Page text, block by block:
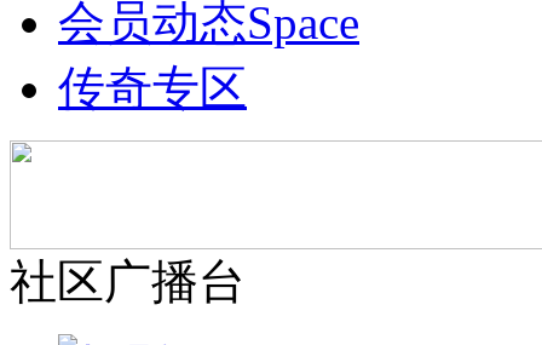
会员动态Space
传奇专区
社区广播台